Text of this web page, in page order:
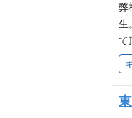
ト
ど
程
で
弊
生
て
て
客
ジ